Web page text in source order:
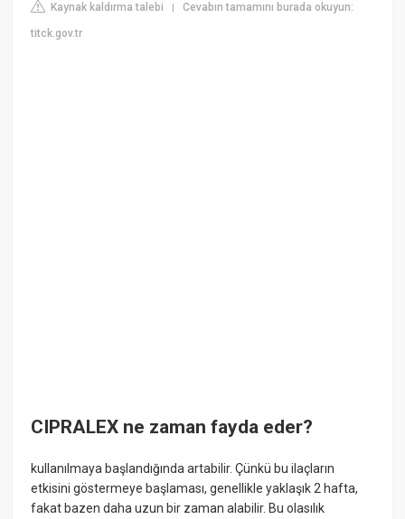
Kaynak kaldırma talebi |Cevabın tamamını burada okuyun:
titck.gov.tr
CIPRALEX ne zaman fayda eder?
kullanılmaya başlandığında artabilir. Çünkü bu ilaçların
etkisini göstermeye başlaması, genellikle yaklaşık 2 hafta,
fakat bazen daha uzun bir zaman alabilir. Bu olasılık